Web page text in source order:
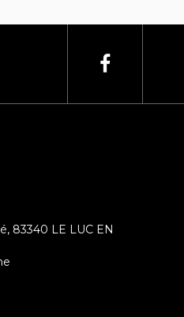
83340 LE LUC EN